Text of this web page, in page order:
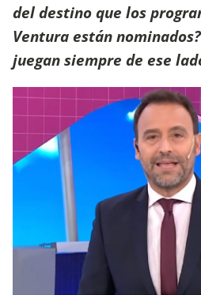
del destino que los
Ventura están
juegan siempre de ese